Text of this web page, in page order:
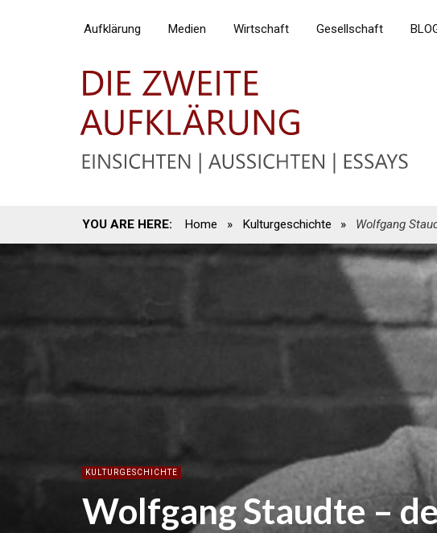
Aufklärung Medien Wirtschaft Gesellschaft
YOU ARE HERE: Home » Kulturgeschichte » Wolfgang
KULTURGESCHICHTE
Wolfgang Staudte –